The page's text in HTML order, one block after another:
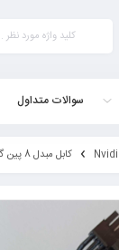
سوالات متداول
کابل مبدل 8 پین گرافیک Nvidia RTX به 8 پین